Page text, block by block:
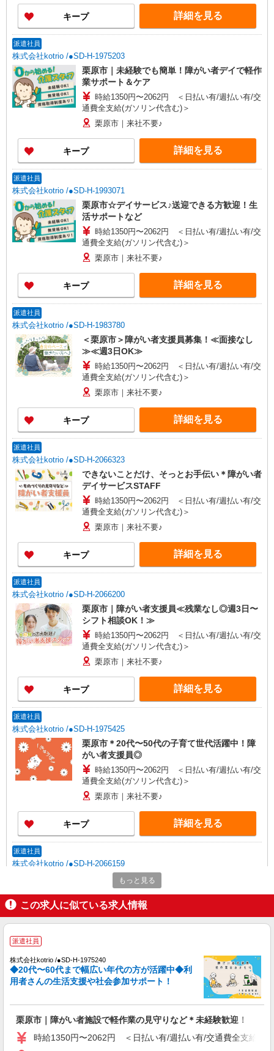
キープ 詳細を見る
派遣社員
株式会社kotrio /●SD-H-1975203
栗原市｜未経験でも簡単！障がい者デイで軽作
業サポート＆ケア
時給1350円〜2062円 ＜日払い有/週払い有/交
通費全支給(ガソリン代含む)＞
栗原市｜来社不要♪
キープ 詳細を見る
派遣社員
株式会社kotrio /●SD-H-1993071
栗原市☆デイサービス♪送迎できる方歓迎！生
活サポートなど
時給1350円〜2062円 ＜日払い有/週払い有/交
通費全支給(ガソリン代含む)＞
栗原市｜来社不要♪
キープ 詳細を見る
派遣社員
株式会社kotrio /●SD-H-1983780
＜栗原市＞障がい者支援員募集！≪面接なし
≫≪週3日OK≫
時給1350円〜2062円 ＜日払い有/週払い有/交
通費全支給(ガソリン代含む)＞
栗原市｜来社不要♪
キープ 詳細を見る
派遣社員
株式会社kotrio /●SD-H-2066323
できないことだけ、そっとお手伝い＊障がい者
デイサービスSTAFF
時給1350円〜2062円 ＜日払い有/週払い有/交
通費全支給(ガソリン代含む)＞
栗原市｜来社不要♪
キープ 詳細を見る
派遣社員
株式会社kotrio /●SD-H-2066200
栗原市｜障がい者支援員≪残業なし◎週3日〜
シフト相談OK！≫
時給1350円〜2062円 ＜日払い有/週払い有/交
通費全支給(ガソリン代含む)＞
栗原市｜来社不要♪
キープ 詳細を見る
派遣社員
株式会社kotrio /●SD-H-1975425
栗原市＊20代〜50代の子育て世代活躍中！障
がい者支援員◎
時給1350円〜2062円 ＜日払い有/週払い有/交
通費全支給(ガソリン代含む)＞
栗原市｜来社不要♪
キープ 詳細を見る
派遣社員
株式会社kotrio /●SD-H-2066159
栗原市＊働きやすさで選ぶならココ！障がいデ
イSTAFF/17時定時
時給1350円〜2062円 ＜日払い有/週払い有/交
通費全支給(ガソリン代含む)＞
キープ 詳細を見る
派遣社員
★30・40代活躍中
時給1350円〜2062円 ＜日払い有/週払い有/交
もっと見る
この求人に似ている求人情報
派遣社員
株式会社kotrio /●SD-H-1975240
◆20代〜60代まで幅広い年代の方が活躍中◆利
用者さんの生活支援や社会参加サポート！
栗原市｜障がい者施設で軽作業の見守りなど＊未経験歓迎！
時給1350円〜2062円 ＜日払い有/週払い有/交通費全支給(ガ